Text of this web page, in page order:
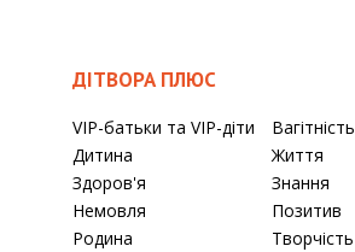
ДІТВОРА ПЛЮС
VIP-батьки та VIP-діти
Вагітність
Дитина
Життя
Здоров'я
Знання
Немовля
Позитив
Родина
Творчість